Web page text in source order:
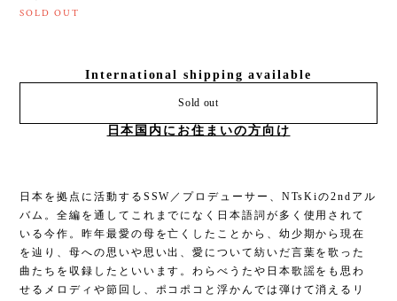
SOLD OUT
International shipping available
Sold out
日本国内にお住まいの方向け
日本を拠点に活動するSSW／プロデューサー、NTsKiの2ndアル
バム。全編を通してこれまでになく日本語詞が多く使用されて
いる今作。昨年最愛の母を亡くしたことから、幼少期から現在
を辿り、母への思いや思い出、愛について紡いだ言葉を歌った
曲たちを収録したといいます。わらべうたや日本歌謡をも思わ
せるメロディや節回し、ポコポコと浮かんでは弾けて消えるリ